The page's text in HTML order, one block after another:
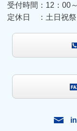
受付時間：12 ：00
定休日 ： 土日祝祭